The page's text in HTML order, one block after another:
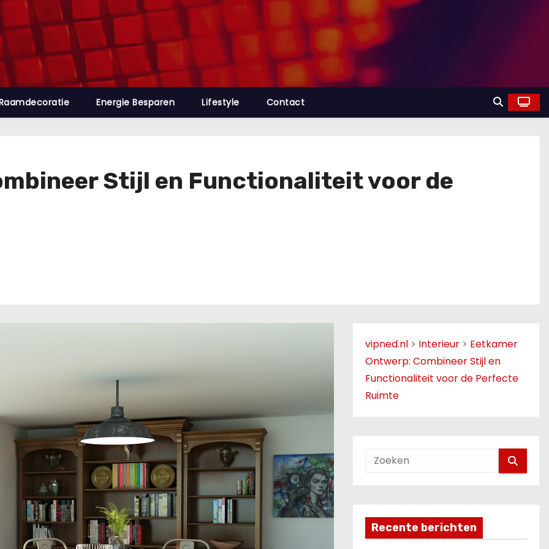
Energie Besparen Lifestyle Contact
Stijl en Functionaliteit voor de
vipned.nl > Interieur > Eetkamer
Ontwerp: Combineer Stijl en
Functionaliteit voor de Perfecte
Ruimte
Recente berichten